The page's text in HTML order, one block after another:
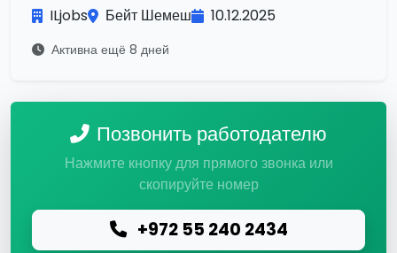
ILjobs Бейт Шемеш 10.12.2025
Активна ещё 8 дней
Позвонить работодателю
Нажмите кнопку для прямого звонка или
скопируйте номер
+972 55 240 2434